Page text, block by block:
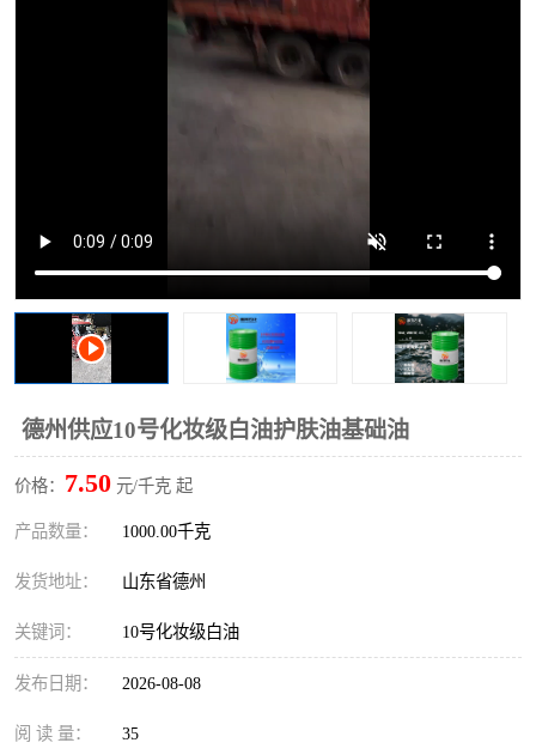
德州供应10号化妆级白油护肤油基础油
价格： 7.50 元/千克 起
产品数量： 1000.00千克
发货地址： 山东省德州
关键词： 10号化妆级白油
发布日期： 2026-08-08
阅 读 量： 35